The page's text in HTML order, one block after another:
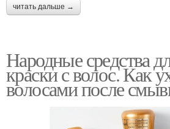
читать дальше →
Народные средства
краски с волос. Как
волосами после